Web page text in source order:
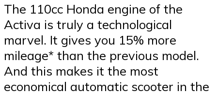
The 110cc Honda engine of the
Activa is truly a technological
marvel. It gives you 15% more
mileage* than the previous model.
And this makes it the most
economical automatic scooter in the